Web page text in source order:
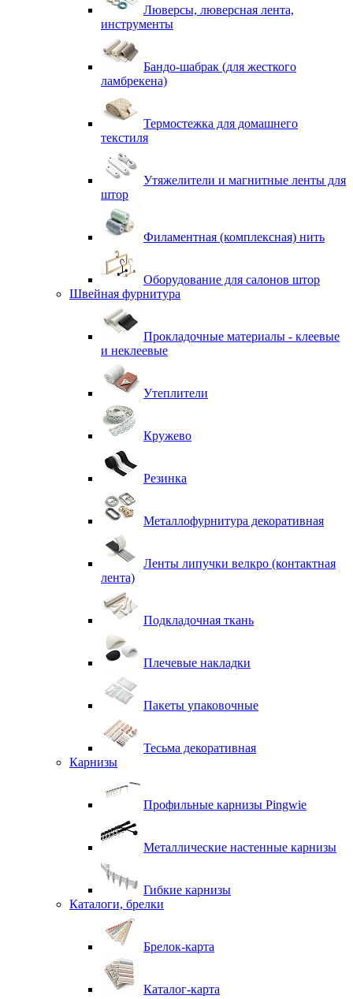
Люверсы, люверсная лента,
инструменты
Бандо-шабрак (для жесткого
ламбрекена)
Термостежка для домашнего
текстиля
Утяжелители и магнитные ленты для
штор
Филаментная (комплексная) нить
Оборудование для салонов штор
Швейная фурнитура
Прокладочные материалы - клеевые
и неклеевые
Утеплители
Кружево
Резинка
Металлофурнитура декоративная
Ленты липучки велкро (контактная
лента)
Подкладочная ткань
Плечевые накладки
Пакеты упаковочные
Тесьма декоративная
Карнизы
Профильные карнизы Pingwie
Металлические настенные карнизы
Гибкие карнизы
Каталоги, брелки
Брелок-карта
Каталог-карта